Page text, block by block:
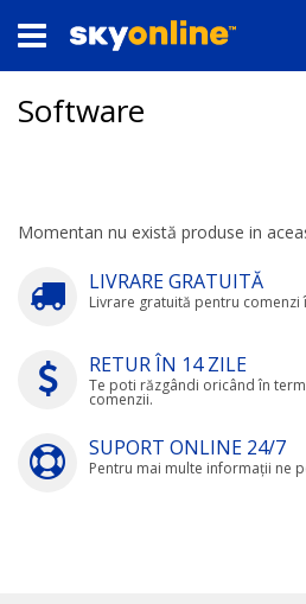
la
Conținut
Software
Momentan nu există produse in
LIVRARE GRATUITĂ
Livrare gratuită pentru comenzi
RETUR ÎN 14 ZILE
Te poti răzgândi oricând în
comenzii.
SUPORT ONLINE 24/7
Pentru mai multe informații ne